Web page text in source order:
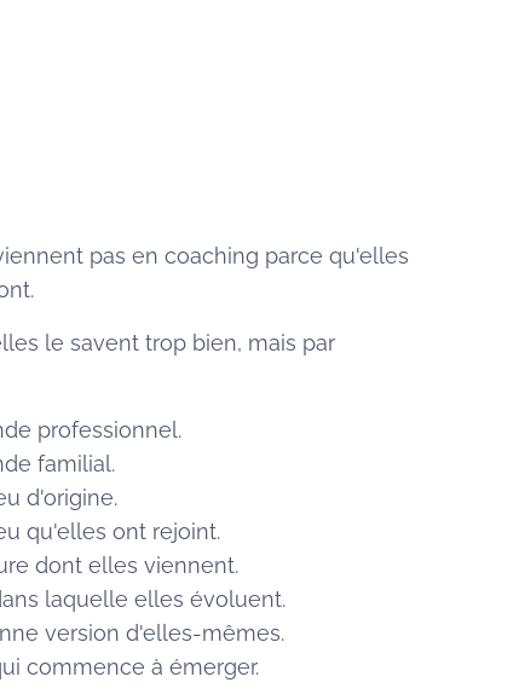
pas en coaching parce qu'elles
le savent trop bien, mais par
professionnel.
familial.
d'origine.
qu'elles ont rejoint.
dont elles viennent.
laquelle elles évoluent.
version d'elles-mêmes.
commence à émerger.